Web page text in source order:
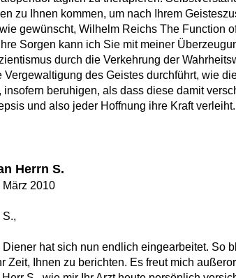
zu Ihnen kommen, um nach Ihrem
gewünscht, Wilhelm Reichs The Function
Sorgen kann ich Sie mit meiner
durch die Verkehrung der
Vergewaltigung des Geistes durchführt, wie
insofern beruhigen, als dass diese damit
und also jeder Hoffnung ihre Kraft verleiht.
Herrn S.
März 2010
S.,
Diener hat sich nun endlich eingearbeitet. So
Zeit, Ihnen zu berichten. Es freut mich